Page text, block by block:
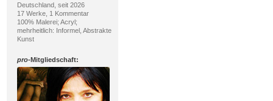
Deutschland, seit 2026
17 Werke, 1 Kommentar
100% Malerei; Acryl;
mehrheitlich: Informel, Abstrakte
Kunst
pro-Mitgliedschaft: